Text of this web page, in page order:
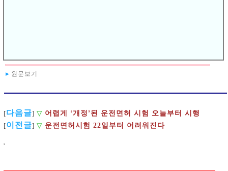
▸ 원문보기
[다음글] ▽ 어렵게 ‘개정’된 운전면허 시험 오늘부터 시행
[이전글] ▽ 운전면허시험 22일부터 어려워진다
'